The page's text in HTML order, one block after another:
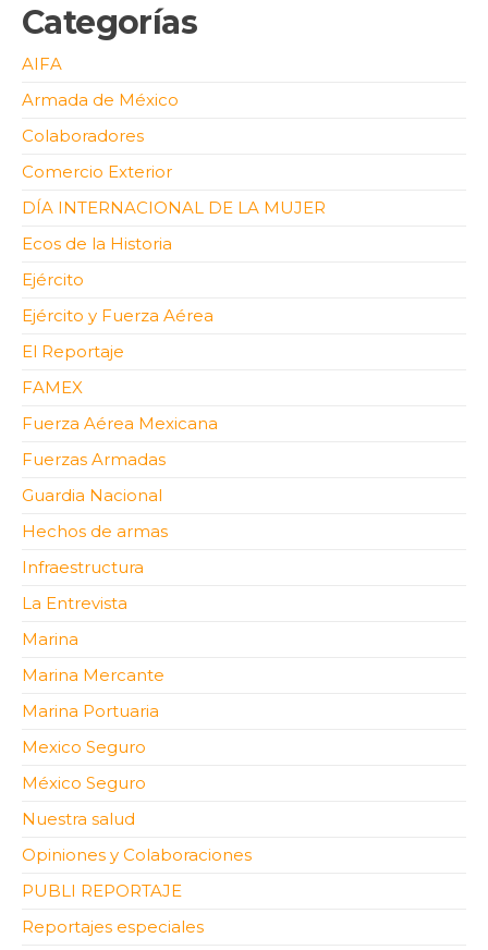
Categorías
AIFA
Armada de México
Colaboradores
Comercio Exterior
DÍA INTERNACIONAL DE LA MUJER
Ecos de la Historia
Ejército
Ejército y Fuerza Aérea
El Reportaje
FAMEX
Fuerza Aérea Mexicana
Fuerzas Armadas
Guardia Nacional
Hechos de armas
Infraestructura
La Entrevista
Marina
Marina Mercante
Marina Portuaria
Mexico Seguro
México Seguro
Nuestra salud
Opiniones y Colaboraciones
PUBLI REPORTAJE
Reportajes especiales